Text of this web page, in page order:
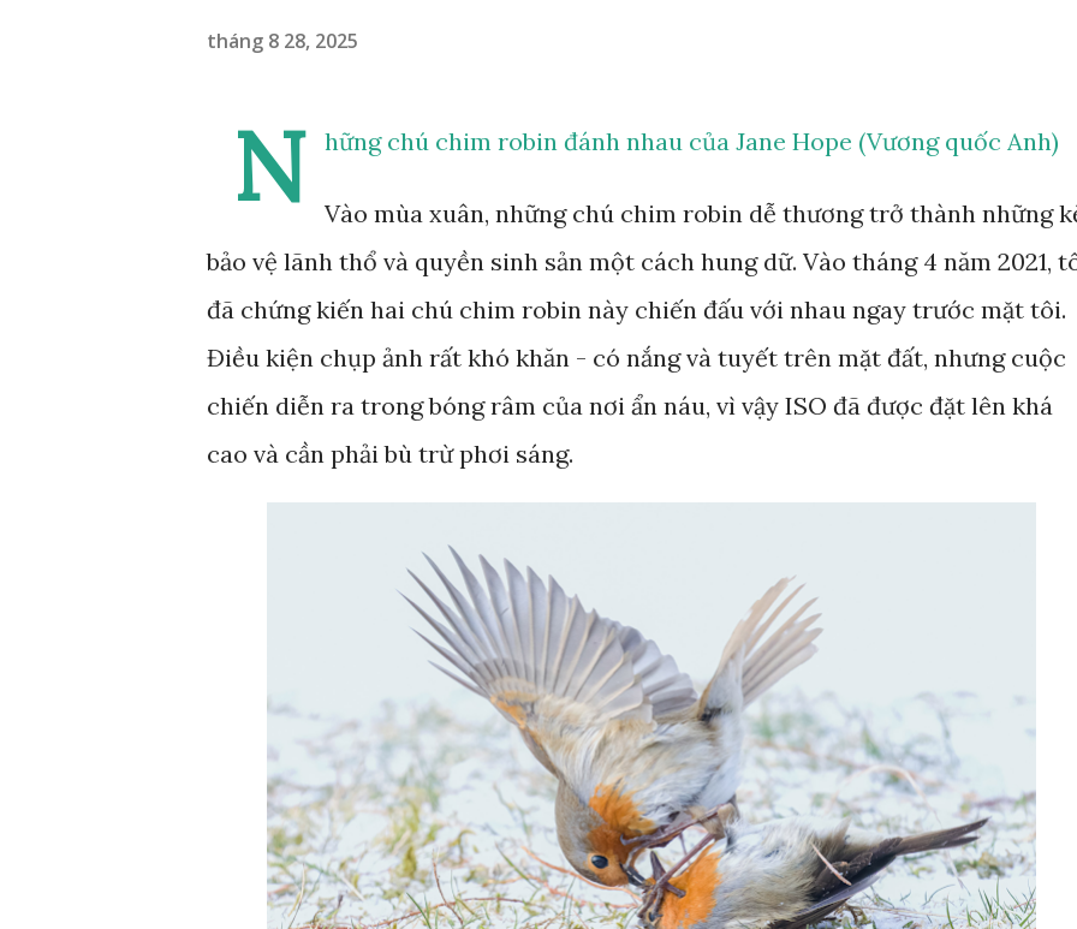
tháng 8 28, 2025
N hững chú chim robin đánh nhau của Jane Hope (Vương quốc Anh)
Vào mùa xuân, những chú chim robin dễ thương trở thành những
bảo vệ lãnh thổ và quyền sinh sản một cách hung dữ. Vào tháng 4 năm 2021,
đã chứng kiến hai chú chim robin này chiến đấu với nhau ngay trước mặt tôi.
Điều kiện chụp ảnh rất khó khăn - có nắng và tuyết trên mặt đất, nhưng cuộc
chiến diễn ra trong bóng râm của nơi ẩn náu, vì vậy ISO đã được đặt lên khá
cao và cần phải bù trừ phơi sáng.